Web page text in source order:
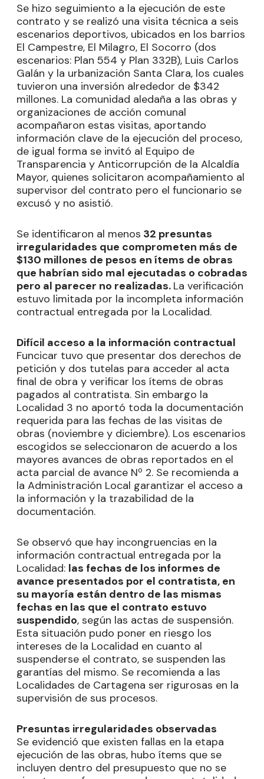
Se hizo seguimiento a la ejecución de este
contrato y se realizó una visita técnica a seis
escenarios deportivos, ubicados en los barrios
El Campestre, El Milagro, El Socorro (dos
escenarios: Plan 554 y Plan 332B), Luis Carlos
Galán y la urbanización Santa Clara, los cuales
tuvieron una inversión alrededor de $342
millones. La comunidad aledaña a las obras y
organizaciones de acción comunal
acompañaron estas visitas, aportando
información clave de la ejecución del proceso,
de igual forma se invitó al Equipo de
Transparencia y Anticorrupción de la Alcaldía
Mayor, quienes solicitaron acompañamiento al
supervisor del contrato pero el funcionario se
excusó y no asistió.
Se identificaron al menos 32 presuntas
irregularidades que comprometen más de
$130 millones de pesos en ítems de obras
que habrían sido mal ejecutadas o cobradas
pero al parecer no realizadas. La verificación
estuvo limitada por la incompleta información
contractual entregada por la Localidad.
Difícil acceso a la información contractual
Funcicar tuvo que presentar dos derechos de
petición y dos tutelas para acceder al acta
final de obra y verificar los ítems de obras
pagados al contratista. Sin embargo la
Localidad 3 no aportó toda la documentación
requerida para las fechas de las visitas de
obras (noviembre y diciembre). Los escenarios
escogidos se seleccionaron de acuerdo a los
mayores avances de obras reportados en el
acta parcial de avance Nº 2. Se recomienda a
la Administración Local garantizar el acceso a
la información y la trazabilidad de la
documentación.
Se observó que hay incongruencias en la
información contractual entregada por la
Localidad: las fechas de los informes de
avance presentados por el contratista, en
su mayoría están dentro de las mismas
fechas en las que el contrato estuvo
suspendido, según las actas de suspensión.
Esta situación pudo poner en riesgo los
intereses de la Localidad en cuanto al
suspenderse el contrato, se suspenden las
garantías del mismo. Se recomienda a las
Localidades de Cartagena ser rigurosas en la
supervisión de sus procesos.
Presuntas irregularidades observadas
Se evidenció que existen fallas en la etapa
ejecución de las obras, hubo ítems que se
incluyen dentro del presupuesto que no se